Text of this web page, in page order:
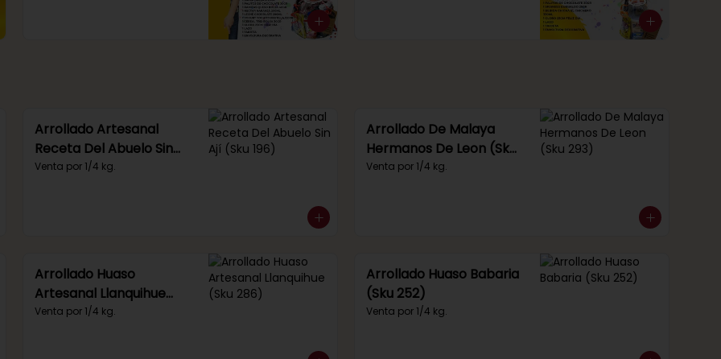
Arrollado Artesanal
Receta Del Abuelo Sin
Ají (Sku 196)
Venta por 1/4 kg.
Arrollado De Malaya
Hermanos De Leon (Sku
293)
Venta por 1/4 kg.
Arrollado Huaso
Artesanal Llanquihue
(Sku 286)
Venta por 1/4 kg.
Arrollado Huaso Babaria
(Sku 252)
Venta por 1/4 kg.